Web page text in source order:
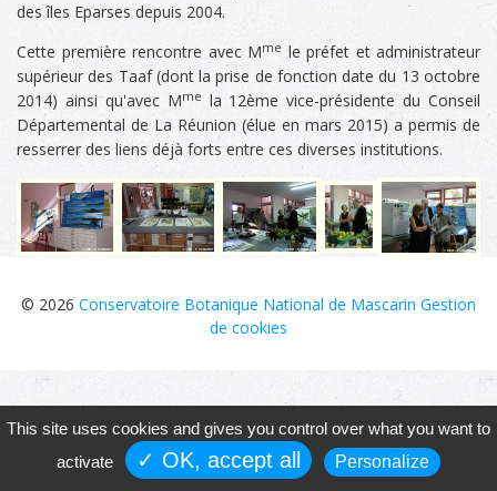
des îles Eparses depuis 2004.
Cette première rencontre avec Mme le préfet et administrateur
supérieur des Taaf (dont la prise de fonction date du 13 octobre
2014) ainsi qu'avec Mme la 12ème vice-présidente du Conseil
Départemental de La Réunion (élue en mars 2015) a permis de
resserrer des liens déjà forts entre ces diverses institutions.
© 2026 Conservatoire Botanique National de Mascarin Gestion
de cookies
This site uses cookies and gives you control over what you want to
activate
✓ OK, accept all Personalize